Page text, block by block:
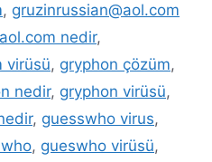
, gruzinrussian@aol.com
nedir,
virüsü, gryphon çözüm,
nedir, gryphon virüsü,
, guesswho virus,
, gueswho virüsü,